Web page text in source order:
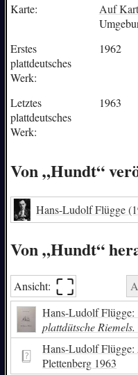
Karte:
Auf
Erstes
plattdeutsches
Werk:
1962
Letztes
plattdeutsches
Werk:
1963
Von „Hundt“
Hans-Ludolf Flügge
Von „Hundt“
Ansicht: ⛶︎
Hans-Ludolf Flügge:
plattdütsche Riemels.
Hans-Ludolf Flügge:
Plettenberg 1963